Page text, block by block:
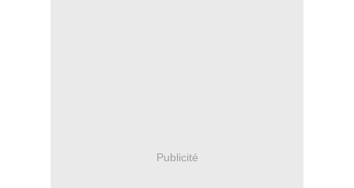
Publicité